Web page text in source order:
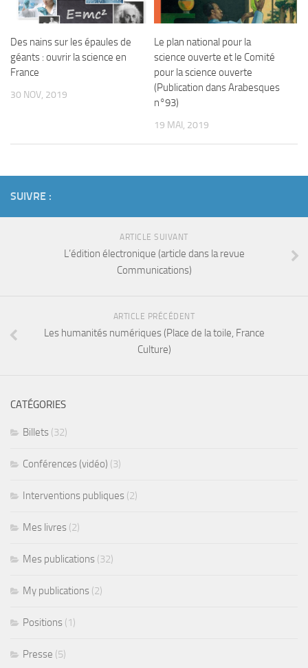
Des nains sur les épaules de
géants : ouvrir la science en
France
30 NOV, 2019
Le plan national pour la
science ouverte et le Comité
pour la science ouverte
(Publication dans Arabesques
n°93)
19 MAI, 2019
SUIVRE :
ARTICLE SUIVANT
L’édition électronique (article dans la revue
Communications)
ARTICLE PRÉCÉDENT
Les humanités numériques (Place de la toile, France
Culture)
CATÉGORIES
Billets (32)
Conférences (vidéo) (3)
Interventions publiques (2)
Mes livres (2)
Mes publications (32)
My publications (2)
Positions (1)
Presse (5)